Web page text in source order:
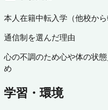
本人在籍中転入学（他校から
通信制を選んだ理由
心の不調のため心や体の状
め
学習・環境